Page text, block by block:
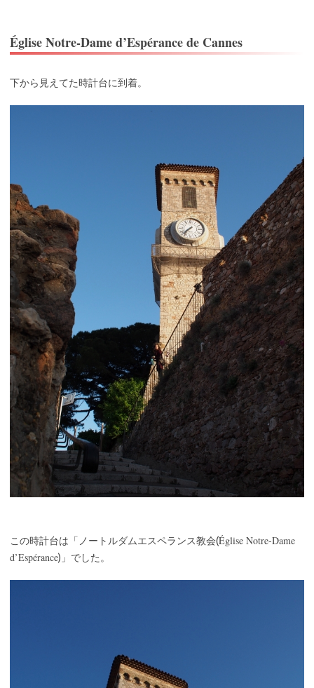
Église Notre-Dame d’Espérance de Cannes
下から見えてた時計台に到着。
この時計台は「ノートルダムエスペランス教会(Église Notre-Dame
d’Espérance)」でした。